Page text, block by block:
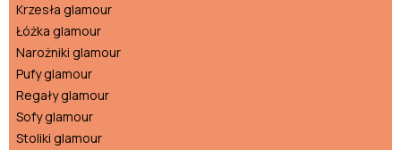
Krzesła glamour
Łóżka glamour
Narożniki glamour
Pufy glamour
Regały glamour
Sofy glamour
Stoliki glamour